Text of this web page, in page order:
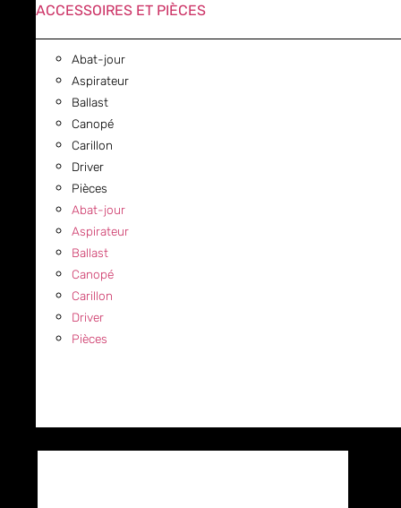
ACCESSOIRES ET PIÈCES
Abat-jour
Aspirateur
Ballast
Canopé
Carillon
Driver
Pièces
Abat-jour
Aspirateur
Ballast
Canopé
Carillon
Driver
Pièces